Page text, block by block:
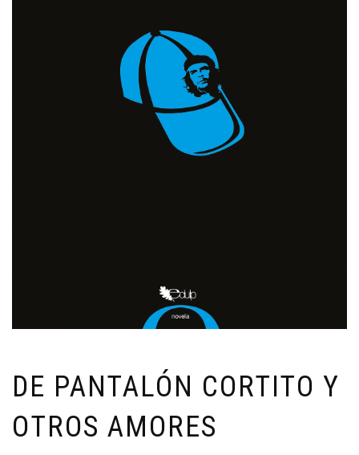
DE PANTALÓN CORTITO Y
OTROS AMORES